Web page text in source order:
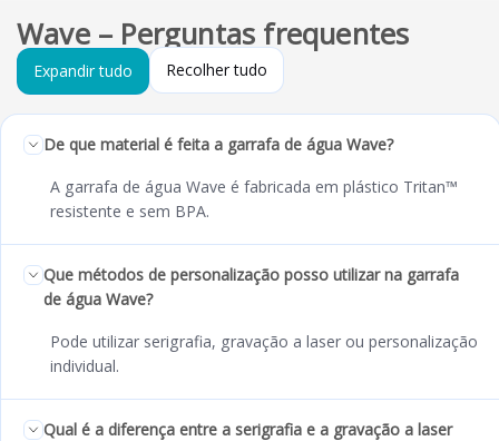
Wave – Perguntas frequentes
Expandir tudo Recolher tudo
De que material é feita a garrafa de água Wave?
A garrafa de água Wave é fabricada em plástico Tritan™
resistente e sem BPA.
Que métodos de personalização posso utilizar na garrafa
de água Wave?
Pode utilizar serigrafia, gravação a laser ou personalização
individual.
Qual é a diferença entre a serigrafia e a gravação a laser